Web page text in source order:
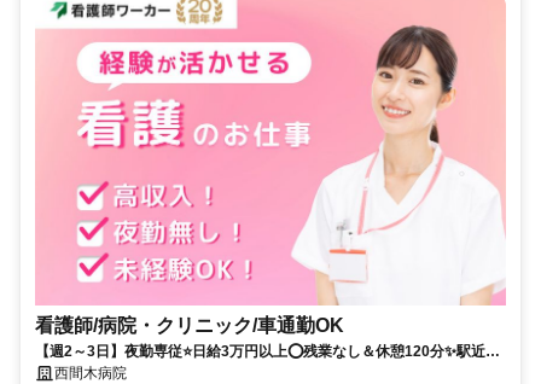
看護師/病院・クリニック/車通勤OK
【週2～3日】夜勤専従⭐日給3万円以上⭕残業なし＆休憩120分✨駅近＆
駐車場完備で安心❗️
西間木病院